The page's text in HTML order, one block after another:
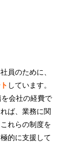
員のために、
しています。
会社の経費で
ば、業務に関
れらの制度を
的に支援して